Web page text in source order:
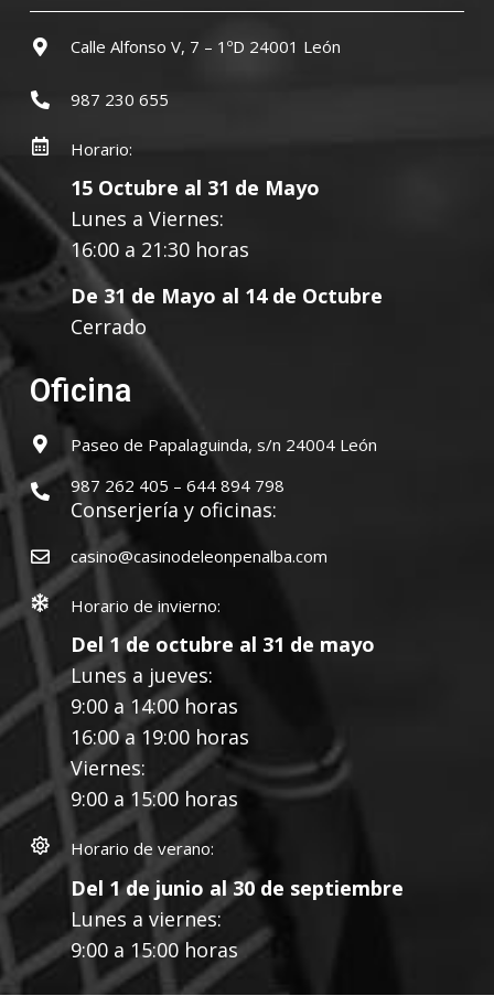
Calle Alfonso V, 7 – 1ºD 24001 León
987 230 655
Horario:
15 Octubre al 31 de Mayo
Lunes a Viernes:
16:00 a 21:30 horas
De 31 de Mayo al 14 de Octubre
Cerrado
Oficina
Paseo de Papalaguinda, s/n 24004 León
987 262 405 – 644 894 798
Conserjería y oficinas:
casino@casinodeleonpenalba.com
Horario de invierno:
Del 1 de octubre al 31 de mayo
Lunes a jueves:
9:00 a 14:00 horas
16:00 a 19:00 horas
Viernes:
9:00 a 15:00 horas
Horario de verano:
Del 1 de junio al 30 de septiembre
Lunes a viernes:
9:00 a 15:00 horas